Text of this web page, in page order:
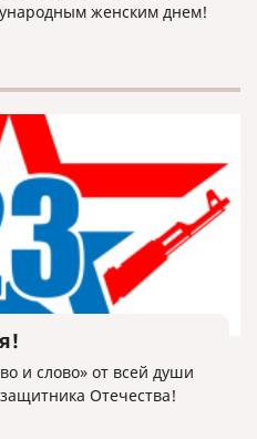
женским днем!
и слово» от всей души
Отечества!